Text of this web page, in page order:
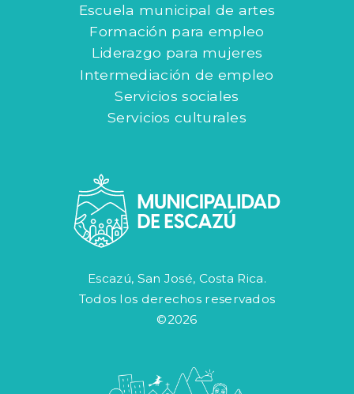
Escuela municipal de artes
Formación para empleo
Liderazgo para mujeres
Intermediación de empleo
Servicios sociales
Servicios culturales
Escazú, San José, Costa Rica.
Todos los derechos reservados
©2026